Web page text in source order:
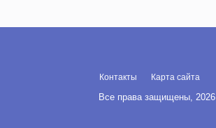
Карта сайта
Контакты
Все права защищены, 2026